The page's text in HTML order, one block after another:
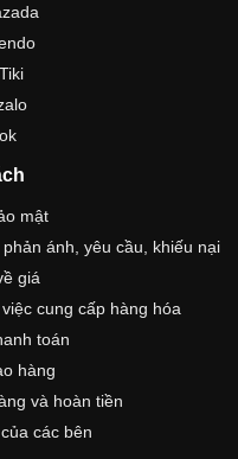
mật
ánh, yêu cầu, khiếu nại
giá
cung cấp hàng hóa
toán
hàng
và hoàn tiền
các bên